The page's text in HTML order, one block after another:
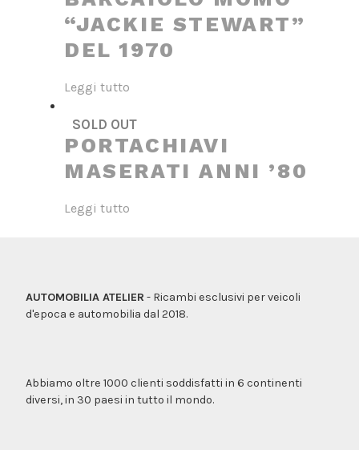
“JACKIE STEWART”
DEL 1970
Leggi tutto
SOLD OUT
PORTACHIAVI
MASERATI ANNI ’80
Leggi tutto
AUTOMOBILIA ATELIER - Ricambi esclusivi per veicoli
d'epoca e automobilia dal 2018.
Abbiamo oltre 1000 clienti soddisfatti in 6 continenti
diversi, in 30 paesi in tutto il mondo.